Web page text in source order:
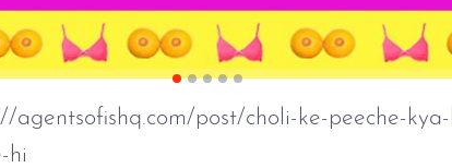
agentsofishq.com/post/choli-ke-peeche-
hi